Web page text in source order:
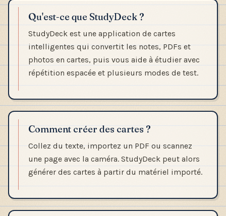
Qu'est-ce que StudyDeck ?
StudyDeck est une application de cartes
intelligentes qui convertit les notes, PDFs et
photos en cartes, puis vous aide à étudier avec
répétition espacée et plusieurs modes de test.
Comment créer des cartes ?
Collez du texte, importez un PDF ou scannez
une page avec la caméra. StudyDeck peut alors
générer des cartes à partir du matériel importé.